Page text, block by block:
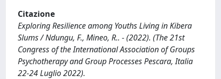
Citazione
Exploring Resilience among Youths Living in Kibera
Slums / Ndungu, F., Mineo, R.. - (2022). (The 21st
Congress of the International Association of Groups
Psychotherapy and Group Processes Pescara, Italia
22-24 Luglio 2022).